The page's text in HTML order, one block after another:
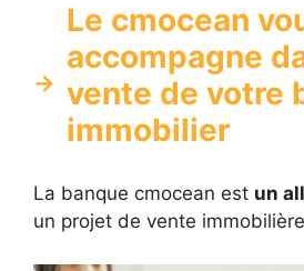
Le cmocean
accompagne
vente de votre
immobilier
La banque cmocean est un
un projet de vente